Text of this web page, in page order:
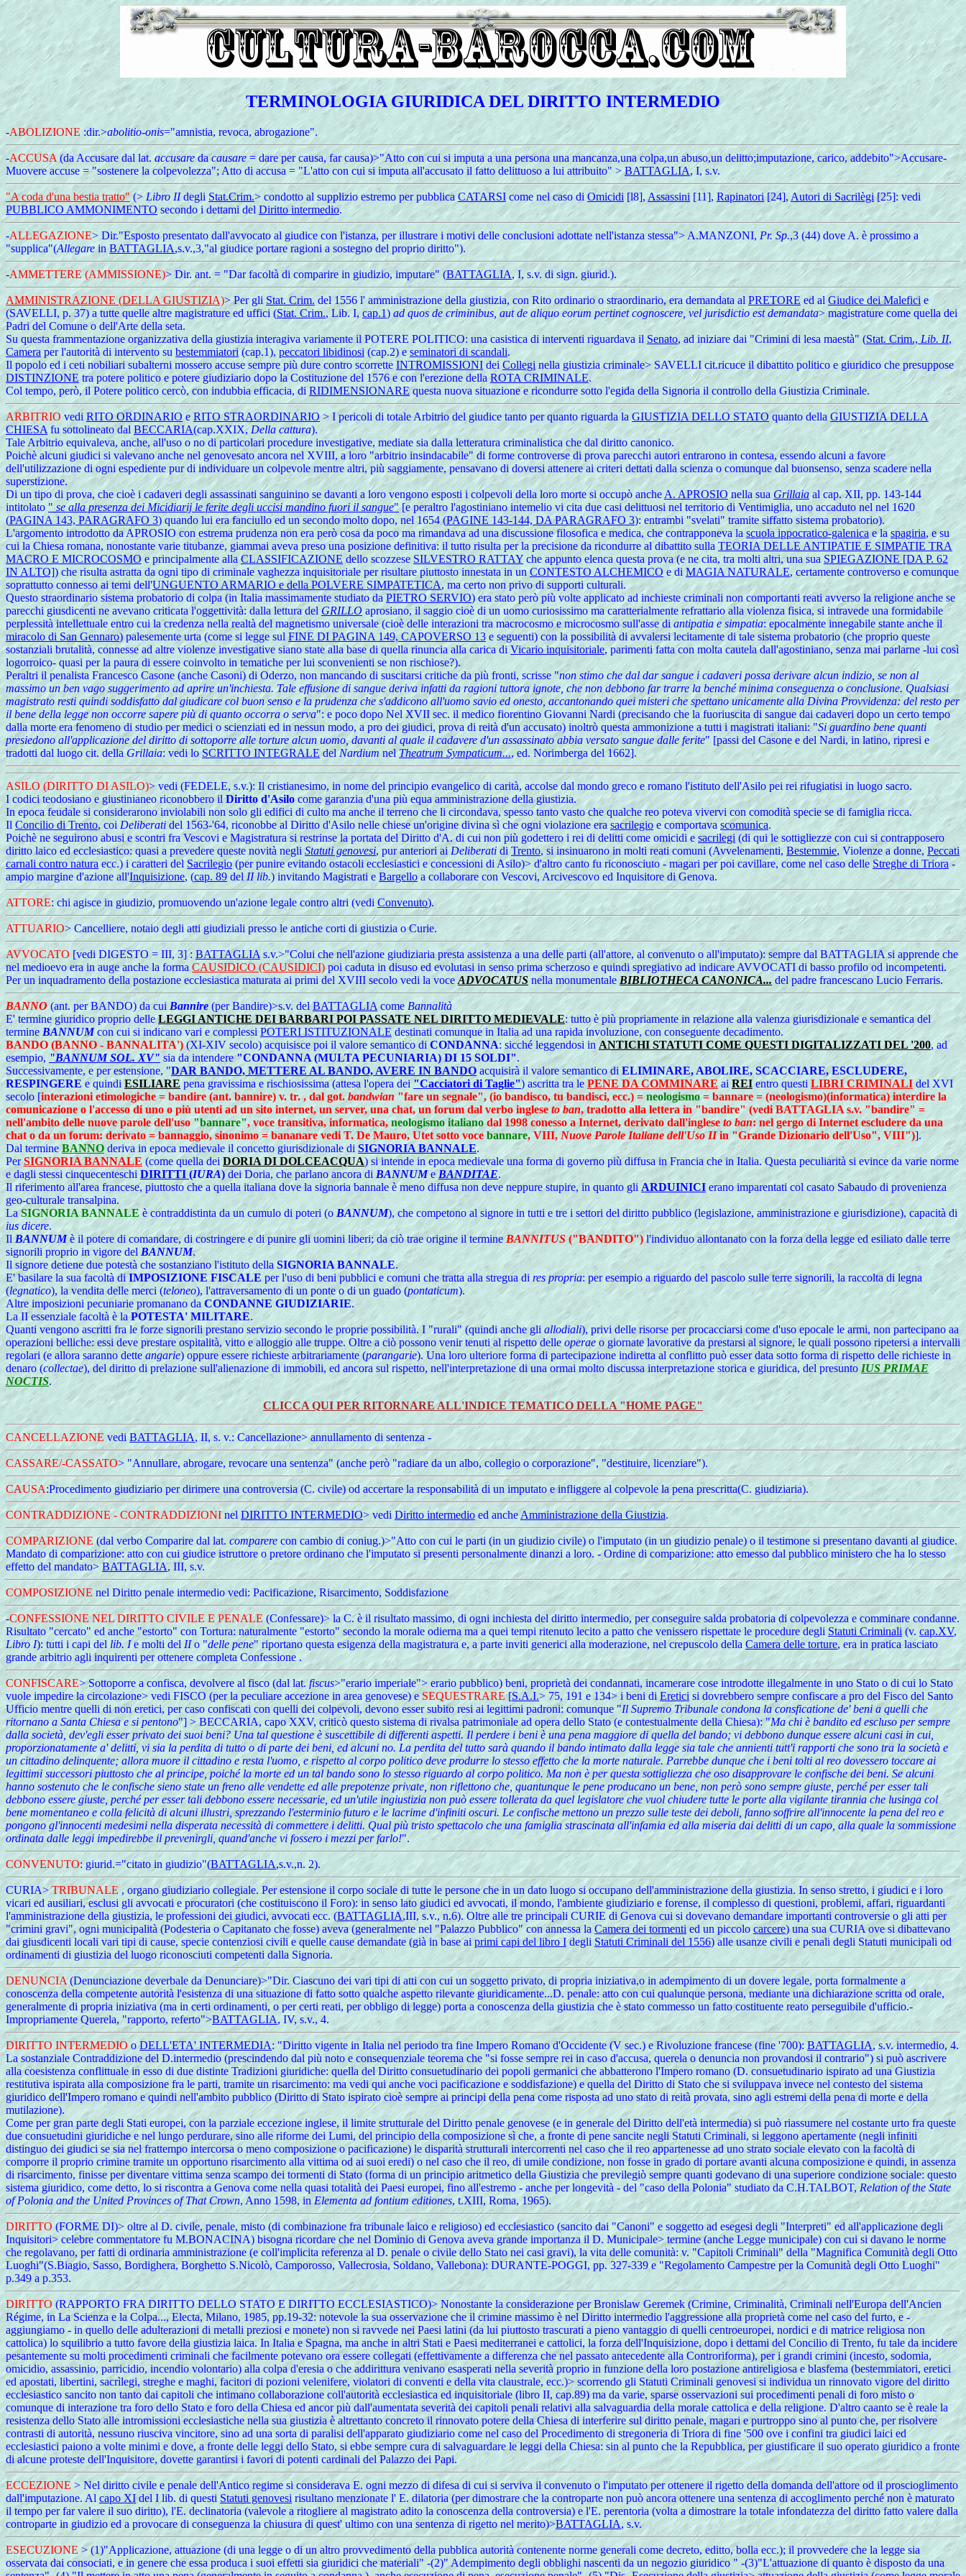
TERMINOLOGIA GIURIDICA DEL DIRITTO INTERMEDIO
-ABOLIZIONE:dir.>abolitio-onis="amnistia, revoca, abrogazione".
-ACCUSA(da Accusare dal lat.accusaredacausare= dare per causa, far causa)>"Atto con cui si imputa a una persona una mancanza,una colpa,un abuso,un delitto;imputazione, carico, addebito">Accusare-
Muovere accuse = "sostenere la colpevolezza"; Atto di accusa = "L'atto con cui si imputa all'accusato il fatto delittuoso a lui attribuito" >BATTAGLIA, I, s.v.
"A coda d'una bestia tratto"(>Libro IIdegli Stat.Crim.> condotto al supplizio estremo per pubblicaCATARSIcome nel caso di Omicidi [l8],Assassini[11], Rapinatori[24],Autori di Sacrilègi[25]: vedi
PUBBLICO AMMONIMENTOsecondo i dettami delDiritto intermedio.
-ALLEGAZIONE> Dir."Esposto presentato dall'avvocato al giudice con l'istanza, per illustrare i motivi delle conclusioni adottate nell'istanza stessa"> A.MANZONI, Pr. Sp.,3 (44) dove A. è prossimo a
"supplica"(AllegareinBATTAGLIA,s.v.,3,"al giudice portare ragioni a sostegno del proprio diritto").
-AMMETTERE (AMMISSIONE)> Dir. ant. = "Dar facoltà di comparire in giudizio, imputare" (BATTAGLIA, I, s.v. di sign. giurid.).
AMMINISTRAZIONE (DELLA GIUSTIZIA)> Per gliStat. Crim.del 1556 l' amministrazione della giustizia, con Rito ordinario o straordinario, era demandata alPRETORE ed al Giudice dei Maleficie
(SAVELLI, p. 37) a tutte quelle altre magistrature ed uffici (Stat. Crim., Lib. I,cap.1) ad quos de criminibus, aut de aliquo eorum pertinet cognoscere, vel jurisdictio est demandata> magistrature come quella dei
Padri del Comune o dell'Arte della seta.
Su questa frammentazione organizzativa della giustizia interagiva variamente il POTERE POLITICO: una casistica di interventi riguardava il Senato, ad iniziare dai "Crimini di lesa maestà" (Stat. Crim.,Lib. II,
Cameraper l'autorità di intervento su bestemmiatori(cap.1),peccatori libidinosi(cap.2) e seminatori di scandali.
Il popolo ed i ceti nobiliari subalterni mossero accuse sempre più dure contro scorretteINTROMISSIONI deiColleginella giustizia criminale> SAVELLI cit.ricuce il dibattito politico e giuridico che presuppose
DISTINZIONEtra potere politico e potere giudiziario dopo la Costituzione del 1576 e con l'erezione dellaROTA CRIMINALE.
Col tempo, però, il Potere politico cercò, con indubbia efficacia, diRIDIMENSIONAREquesta nuova situazione e ricondurre sotto l'egida della Signoria il controllo della Giustizia Criminale.
ARBITRIOvediRITO ORDINARIOeRITO STRAORDINARIO> I pericoli di totale Arbitrio del giudice tanto per quanto riguarda laGIUSTIZIA DELLO STATOquanto dellaGIUSTIZIA DELLA
CHIESA fu sottolineato dalBECCARIA(cap.XXIX,Della cattura).
Tale Arbitrio equivaleva, anche, all'uso o no di particolari procedure investigative, mediate sia dalla letteratura criminalistica che dal diritto canonico.
Poichè alcuni giudici si valevano anche nel genovesato ancora nel XVIII, a loro "arbitrio insindacabile" di forme controverse di prova parecchi autori entrarono in contesa, essendo alcuni a favore
dell'utilizzazione di ogni espediente pur di individuare un colpevole mentre altri, più saggiamente, pensavano di doversi attenere ai criteri dettati dalla scienza o comunque dal buonsenso, senza scadere nella
superstizione.
Di un tipo di prova, che cioè i cadaveri degli assassinati sanguinino se davanti a loro vengono esposti i colpevoli della loro morte si occupò anche A. APROSIOnella sua Grillaiaal cap. XII, pp. 143-144
intitolato"se alla presenza dei Micidiarij le ferite degli uccisi mandino fuori il sangue"[e peraltro l'agostiniano intemelio vi cita due casi delittuosi nel territorio di Ventimiglia, uno accaduto nel nel 1620
(PAGINA 143, PARAGRAFO 3) quando lui era fanciullo ed un secondo molto dopo, nel 1654 (PAGINE 143-144, DA PARAGRAFO 3): entrambi "svelati" tramite siffatto sistema probatorio).
L'argomento introdotto da APROSIO con estrema prudenza non era però cosa da poco ma rimandava ad una discussione filosofica e medica, che contrapponeva lascuola ippocratico-galenicae laspagiria, e su
cui la Chiesa romana, nonostante varie titubanze, giammai aveva preso una posizione definitiva: il tutto risulta per la precisione da ricondurre al dibattito sulla TEORIA DELLE ANTIPATIE E SIMPATIE TRA
MACRO E MICROCOSMOe principalmente allaCLASSIFICAZIONEdello scozzese SILVESTRO RATTAYche appunto elenca questa prova (e ne cita, tra molti altri, una suaSPIEGAZIONE [DA P. 62
IN ALTO]) che risulta astratta da ogni tipo di criminale vaghezza inquisitoriale per risultare piuttosto innestata in unCONTESTO ALCHEMICOe diMAGIA NATURALE, certamente controverso e comunque
soprattutto connesso ai temi dell'UNGUENTO ARMARIO e della POLVERE SIMPATETICA, ma certo non privo di supporti culturali.
Questo straordinario sistema probatorio di colpa (in Italia massimamente studiato daPIETRO SERVIO) era stato però più volte applicato ad inchieste criminali non comportanti reati avverso la religione anche se
parecchi giusdicenti ne avevano criticata l'oggettività: dalla lettura delGRILLOaprosiano, il saggio cioè di un uomo curiosissimo ma caratterialmente refrattario alla violenza fisica, si intravede una formidabile
perplessità intellettuale entro cui la credenza nella realtà del magnetismo universale (cioè delle interazioni tra macrocosmo e microcosmo sull'asse diantipatia e simpatia: epocalmente innegabile stante anche il
miracolo di San Gennaro) palesemente urta (come si legge sulFINE DI PAGINA 149, CAPOVERSO 13 e seguenti) con la possibilità di avvalersi lecitamente di tale sistema probatorio (che proprio queste
sostanziali brutalità, connesse ad altre violenze investigative siano state alla base di quella rinuncia alla carica diVicario inquisitoriale, parimenti fatta con molta cautela dall'agostiniano, senza mai parlarne -lui così
logorroico- quasi per la paura di essere coinvolto in tematiche per lui sconvenienti se non rischiose?).
Peraltri il penalista Francesco Casone (anche Casoni) di Oderzo, non mancando di suscitarsi critiche da più fronti, scrisse "non stimo che dal dar sangue i cadaveri possa derivare alcun indizio, se non al
massimo un ben vago suggerimento ad aprire un'inchiesta. Tale effusione di sangue deriva infatti da ragioni tuttora ignote, che non debbono far trarre la benché minima conseguenza o conclusione. Qualsiasi
magistrato resti quindi soddisfatto dal giudicare col buon senso e la prudenza che s'addicono all'uomo savio ed onesto, accantonando quei misteri che spettano unicamente alla Divina Provvidenza: del resto per
il bene della legge non occorre sapere più di quanto occorra o serva": e poco dopoNel XVII sec. il medico fiorentino Giovanni Nardi (precisando che la fuoriuscita di sangue dai cadaveri dopo un certo tempo
dalla morte era fenomeno di studio per medici o scienziati ed in nessun modo, a pro dei giudici, prova di reità d'un accusato) inoltrò questa ammonizione a tutti i magistrati italiani: "Si guardino bene quanti
presiedono all'applicazione del diritto di sottoporre alle torture alcun uomo, davanti al quale il cadavere d'un assassinato abbia versato sangue dalle ferite" [passi del Casone e del Nardi, in latino, ripresi e
tradotti dal luogo cit. dellaGrillaia: vedi loSCRITTO INTEGRALEdelNardium nelTheatrum Sympaticum..., ed. Norimberga del 1662].
ASILO(DIRITTO DI ASILO)> vedi (FEDELE, s.v.): Il cristianesimo, in nome del principio evangelico di carità, accolse dal mondo greco e romano l'istituto dell'Asilo pei rei rifugiatisi in luogo sacro.
I codici teodosiano e giustinianeo riconobbero ilDiritto d'Asilocome garanzia d'una più equa amministrazione della giustizia.
In epoca feudale si considerarono inviolabili non solo gli edifici di culto ma anche il terreno che li circondava, spesso tanto vasto che qualche reo poteva vivervi con comodità specie se di famiglia ricca.
Il Concilio di Trento, coi Deliberatidel 1563-'64, riconobbe al Diritto d'Asilo nelle chiese un'origine divina sì che ogni violazione erasacrilegio e comportavascomunica.
Poichè ne seguirono abusi e scontri fra Vescovi e Magistratura si restrinse la portata del Diritto d'A. di cui non più godettero i rei di delitti come omicidi esacrilegi (di qui le sottigliezze con cui si contrapposero
diritto laico ed ecclesiastico: quasi a prevedere queste novità negli Statuti genovesi, pur anteriori aiDeliberati di Trento, si insinuarono in molti reati comuni (Avvelenamenti, Bestemmie, Violenze a donne,Peccati
carnali contro natura ecc.) i caratteri delSacrilegio(per punire evitando ostacoli ecclesiastici e concessioni di Asilo)> d'altro canto fu riconosciuto - magari per poi cavillare, come nel caso delle Streghe di Triora-
ampio margine d'azione all'Inquisizione, (cap. 89 delII lib.) invitando Magistrati eBargelloa collaborare con Vescovi, Arcivescovo ed Inquisitore di Genova.
ATTORE: chi agisce in giudizio, promuovendo un'azione legale contro altri (vedi Convenuto).
ATTUARIO> Cancelliere, notaio degli atti giudiziali presso le antiche corti di giustizia o Curie.
AVVOCATO [vedi DIGESTO = III, 3] :BATTAGLIAs.v.>"Colui che nell'azione giudiziaria presta assistenza a una delle parti (all'attore, al convenuto o all'imputato): sempre dal BATTAGLIA si apprende che
nel medioevo era in auge anche la forma CAUSIDICO (CAUSIDICI)poi caduta in disuso ed evolutasi in senso prima scherzoso e quindi spregiativo ad indicare AVVOCATI di basso profilo od incompetenti.
Per un inquadramento della postazione ecclesiastica maturata ai primi del XVIII secolo vedi la voce ADVOCATUS nella monumentale BIBLIOTHECA CANONICA... del padre francescano Lucio Ferraris.
BANNO(ant. per BANDO) da cui Bannire (per Bandire)>s.v. delBATTAGLIAcome Bannalità
E' termine giuridico proprio delleLEGGI ANTICHE DEI BARBARI POI PASSATE NEL DIRITTO MEDIEVALE: tutto è più propriamente in relazione alla valenza giurisdizionale e semantica del
termineBANNUMcon cui si indicano vari e complessiPOTERI ISTITUZIONALEdestinati comunque in Italia ad una rapida involuzione, con conseguente decadimento.
BANDO (BANNO - BANNALITA')(XI-XIV secolo) acquisisce poi il valore semantico di CONDANNA: sicché leggendosi inANTICHI STATUTI COME QUESTI DIGITALIZZATI DEL '200, ad
esempio, "BANNUM SOL. XV"sia da intendere"CONDANNA (MULTA PECUNIARIA) DI 15 SOLDI".
Successivamente, e per estensione, "DAR BANDO, METTERE AL BANDO, AVERE IN BANDO acquisirà il valore semantico diELIMINARE, ABOLIRE, SCACCIARE, ESCLUDERE,
RESPINGEREe quindi ESILIARE pena gravissima e rischiosissima (attesa l'opera dei"Cacciatori di Taglie") ascritta tra lePENE DA COMMINARE aiREIentro questi LIBRI CRIMINALI del XVI
secolo [interazioni etimologiche = bandire (ant. bannire) v. tr. , dal got.bandwian"fare un segnale", (io bandisco, tu bandisci, ecc.) = neologismo= bannare = (neologismo)(informatica) interdire la
comunicazione o l'accesso di uno o più utenti ad un sito internet, un server, una chat, un forum dal verbo inglese to ban, tradotto alla lettera in "bandire" (vedi BATTAGLIA s.v. "bandire" =
nell'ambito delle nuove parole dell'uso "bannare", voce transitiva, informatica,neologismo italianodal 1998 conesso a Internet, derivato dall'ingleseto ban: nel gergo di Internet escludere da una
chat o da un forum: derivato = bannaggio, sinonimo = bananare vedi T. De Mauro, Utet sotto vocebannare, VIII,Nuove Parole Italiane dell'Uso IIin "Grande Dizionario dell'Uso", VIII")].
Dal termine BANNOderiva in epoca medievale il concetto giurisdizionale diSIGNORIA BANNALE.
PerSIGNORIA BANNALE (come quella deiDORIA DI DOLCEACQUA) si intende in epoca medievale una forma di governo più diffusa in Francia che in Italia. Questa peculiarità si evince da varie norme
e dagli stessi cinquecenteschi DIRITTI(IURA)dei Doria, che parlano ancora di BANNUMe BANDITAE.
Il riferimento all'area francese, piuttosto che a quella italiana dove la signoria bannale è meno diffusa non deve neppure stupire, in quanto gli ARDUINICIerano imparentati col casato Sabaudo di provenienza
geo-culturale transalpina.
LaSIGNORIA BANNALEè contraddistinta da un cumulo di poteri (o BANNUM), che competono al signore in tutti e tre i settori del diritto pubblico (legislazione, amministrazione e giurisdizione), capacità di
ius dicere.
IlBANNUMè il potere di comandare, di costringere e di punire gli uomini liberi; da ciò trae origine il termineBANNITUS("BANDITO")l'individuo allontanato con la forza della legge ed esiliato dalle terre
signorili proprio in vigore delBANNUM.
Il signore detiene due potestà che sostanziano l'istituto della SIGNORIA BANNALE.
E' basilare la sua facoltà diIMPOSIZIONE FISCALE per l'uso di beni pubblici e comuni che tratta alla stregua di res propria: per esempio a riguardo del pascolo sulle terre signorili, la raccolta di legna
(legnatico), la vendita delle merci (teloneo), l'attraversamento di un ponte o di un guado (pontaticum).
Altre imposizioni pecuniarie promanano da CONDANNE GIUDIZIARIE.
La II essenziale facoltà è laPOTESTA' MILITARE.
Quanti vengono ascritti fra le forze signorili prestano servizio secondo le proprie possibilità. I "rurali" (quindi anche gli allodiali), privi delle risorse per procacciarsi come d'uso epocale le armi, non partecipano aa
operazioni belliche: essi deve prestare ospitalità, vitto e alloggio alle truppe. Oltre a ciò possono venir tenuti al rispetto delle operaeo giornate lavorative da prestarsi al signore, le quali possono ripetersi a intervalli
regolari (e allora saranno detteangarie) oppure essere richieste arbitrariamente (parangarie). Una loro ulteriore forma di partecipazione indiretta al conflitto può esser data sotto forma di rispetto delle richieste in
denaro (collectae), del diritto di prelazione sull'alienazione di immobili, ed ancora sul rispetto, nell'interpretazione di una ormai molto discussa interpretazione storica e giuridica, del presunto IUS PRIMAE
NOCTIS.
CLICCA QUI PER RITORNARE ALL'INDICE TEMATICO DELLA "HOME PAGE"
CANCELLAZIONE vediBATTAGLIA, II, s. v.: Cancellazione> annullamento di sentenza -
CASSARE/-CASSATO> "Annullare, abrogare, revocare una sentenza" (anche però "radiare da un albo, collegio o corporazione", "destituire, licenziare").
CAUSA:Procedimento giudiziario per dirimere una controversia (C. civile) od accertare la responsabilità di un imputato e infliggere al colpevole la pena prescritta(C. giudiziaria).
CONTRADDIZIONE - CONTRADDIZIONInel DIRITTO INTERMEDIO> vedi Diritto intermedioed ancheAmministrazione della Giustizia.
COMPARIZIONE(dal verbo Comparire dal lat. comparere con cambio di coniug.)>"Atto con cui le parti (in un giudizio civile) o l'imputato (in un giudizio penale) o il testimone si presentano davanti al giudice.
Mandato di comparizione: atto con cui giudice istruttore o pretore ordinano che l'imputato si presenti personalmente dinanzi a loro. - Ordine di comparizione: atto emesso dal pubblico ministero che ha lo stesso
effetto del mandato>BATTAGLIA, III, s.v.
COMPOSIZIONEnel Diritto penale intermedio vedi: Pacificazione, Risarcimento, Soddisfazione
-CONFESSIONE NEL DIRITTO CIVILE E PENALE (Confessare)> la C. è il risultato massimo, di ogni inchiesta del diritto intermedio, per conseguire salda probatoria di colpevolezza e comminare condanne.
Risultato "cercato" ed anche "estorto" con Tortura: naturalmente "estorto" secondo la morale odierna ma a quei tempi ritenuto lecito a patto che venissero rispettate le procedure degli Statuti Criminali (v.cap.XV,
Libro I): tutti i capi del lib. Ie molti delIIo "delle pene" riportano questa esigenza della magistratura e, a parte inviti generici alla moderazione, nel crepuscolo dellaCamera delle torture, era in pratica lasciato
grande arbitrio agli inquirenti per ottenere completa Confessione .
CONFISCARE> Sottoporre a confisca, devolvere al fisco (dal lat.fiscus>"erario imperiale"> erario pubblico) beni, proprietà dei condannati, incamerare cose introdotte illegalmente in uno Stato o di cui lo Stato
vuole impedire la circolazione> vedi FISCO (per la peculiare accezione in area genovese) eSEQUESTRARE[S.A.I.> 75, 191 e 134> i beni diEreticisi dovrebbero sempre confiscare a pro del Fisco del Santo
Ufficio mentre quelli di non eretici, per caso confiscati con quelli dei colpevoli, devono esser subito resi ai legittimi padroni: comunque "Il Supremo Tribunale condona la consficatione de' beni a quelli che
ritornano a Santa Chiesa e si pentono"] > BECCARIA, capo XXV, criticò questo sistema di rivalsa patrimoniale ad opera dello Stato (e contestualmente della Chiesa): "Ma chi è bandito ed escluso per sempre
dalla società, dev'egli esser privato dei suoi beni? Una tal questione è suscettibile di differenti aspetti. Il perdere i beni è una pena maggiore di quella del bando; vi debbono dunque essere alcuni casi in cui,
proporzionatamente a' delitti, vi sia la perdita di tutto o di parte dei beni, ed alcuni no. La perdita del tutto sarà quando il bando intimato dalla legge sia tale che annienti tutt'i rapporti che sono tra la società e
un cittadino delinquente; allora muore il cittadino e resta l'uomo, e rispetto al corpo politico deve produrre lo stesso effetto che la morte naturale. Parrebbe dunque che i beni tolti al reo dovessero toccare ai
legittimi successori piuttosto che al principe, poiché la morte ed un tal bando sono lo stesso riguardo al corpo politico. Ma non è per questa sottigliezza che oso disapprovare le confische dei beni. Se alcuni
hanno sostenuto che le confische sieno state un freno alle vendette ed alle prepotenze private, non riflettono che, quantunque le pene producano un bene, non però sono sempre giuste, perché per esser tali
debbono essere giuste, perché per esser tali debbono essere necessarie, ed un'utile ingiustizia non può essere tollerata da quel legislatore che vuol chiudere tutte le porte alla vigilante tirannia che lusinga col
bene momentaneo e colla felicità di alcuni illustri, sprezzando l'esterminio futuro e le lacrime d'infiniti oscuri. Le confische mettono un prezzo sulle teste dei deboli, fanno soffrire all'innocente la pena del reo e
pongono gl'innocenti medesimi nella disperata necessità di commettere i delitti. Qual più tristo spettacolo che una famiglia strascinata all'infamia ed alla miseria dai delitti di un capo, alla quale la sommissione
ordinata dalle leggi impedirebbe il prevenirgli, quand'anche vi fossero i mezzi per farlo!".
CONVENUTO: giurid.="citato in giudizio"(BATTAGLIA,s.v.,n. 2).
CURIA>TRIBUNALE , organo giudiziario collegiale. Per estensione il corpo sociale di tutte le persone che in un dato luogo si occupano dell'amministrazione della giustizia. In senso stretto, i giudici e i loro
vicari ed ausiliari, esclusi gli avvocati e procuratori (che costituiscono il Foro): in senso lato giudici ed avvocati, il mondo, l'ambiente giudiziario e forense, il complesso di questioni, problemi, affari, riguardanti
l'amministrazione della giustizia, le professioni dei giudici, avvocati ecc. (BATTAGLIA,III, s.v., n.6). Oltre alle tre principali CURIE di Genova cui si dovevano demandare importanti controversie o gli atti per
"crimini gravi", ogni municipalità (Podesteria o Capitanato che fosse) aveva (generalmente nel "Palazzo Pubblico" con annessa laCamera dei tormentied un piccolocarcere) una sua CURIA ove si dibattevano
dai giusdicenti locali vari tipi di cause, specie contenziosi civili e quelle cause demandate (già in base aiprimi capi del libro IdegliStatuti Criminali del 1556) alle usanze civili e penali degli Statuti municipali od
ordinamenti di giustizia del luogo riconosciuti competenti dalla Signoria.
DENUNCIA (Denunciazione deverbale da Denunciare)>"Dir. Ciascuno dei vari tipi di atti con cui un soggetto privato, di propria iniziativa,o in adempimento di un dovere legale, porta formalmente a
conoscenza della competente autorità l'esistenza di una situazione di fatto sotto qualche aspetto rilevante giuridicamente...D. penale: atto con cui qualunque persona, mediante una dichiarazione scritta od orale,
generalmente di propria iniziativa (ma in certi ordinamenti, o per certi reati, per obbligo di legge) porta a conoscenza della giustizia che è stato commesso un fatto costituente reato perseguibile d'ufficio.-
Impropriamente Querela, "rapporto, referto">BATTAGLIA, IV, s.v., 4.
DIRITTOINTERMEDIO oDELL'ETA' INTERMEDIA: "Diritto vigente in Italia nel periodo tra fine Impero Romano d'Occidente (V sec.) e Rivoluzione francese (fine '700):BATTAGLIA, s.v. intermedio, 4.
La sostanziale Contraddizione del D.intermedio (prescindendo dal più noto e consequenziale teorema che "si fosse sempre rei in caso d'accusa, querela o denuncia non provandosi il contrario") si può ascrivere
alla coesistenza conflittuale in esso di due distinte Tradizioni giuridiche: quella del Diritto consuetudinario dei popoli germanici che abbatterono l'Impero romano (D. consuetudinario ispirato ad una Giustizia
restitutiva ispirata alla composizione fra le parti, tramite un risarcimento: ma vedi qui anche voci pacificazione e soddisfazione) e quella del Diritto di Stato che si sviluppava invece nel contesto del sistema
giuridico dell'Impero romano e quindi nell'ambito pubblico (Diritto di Stato ispirato cioè sempre ai principi della pena come risposta ad uno stato di reità provata, sino agli estremi della pena di morte e della
mutilazione).
Come per gran parte degli Stati europei, con la parziale eccezione inglese, il limite strutturale del Diritto penale genovese (e in generale del Diritto dell'età intermedia) si può riassumere nel costante urto fra queste
due consuetudini giuridiche e nel lungo perdurare, sino alle riforme dei Lumi, del principio della composizione sì che, a fronte di pene sancite negli Statuti Criminali, si leggono apertamente (negli infiniti
distinguo dei giudici se sia nel frattempo intercorsa o meno composizione o pacificazione) le disparità strutturali intercorrenti nel caso che il reo appartenesse ad uno strato sociale elevato con la facoltà di
comporre il proprio crimine tramite un opportuno risarcimento alla vittima od ai suoi eredi) o nel caso che il reo, di umile condizione, non fosse in grado di portare avanti alcuna composizione e quindi, in assenza
di risarcimento, finisse per diventare vittima senza scampo dei tormenti di Stato (forma di un principio aritmetico della Giustizia che previlegiò sempre quanti godevano di una superiore condizione sociale: questo
sistema giuridico, come detto, lo si riscontra a Genova come nella quasi totalità dei Paesi europei, fino all'estremo - anche per longevità - del "caso della Polonia" studiato da C.H.TALBOT, Relation of the State
of Polonia and the United Provinces of That Crown, Anno 1598, inElementa ad fontium editiones, t.XIII, Roma, 1965).
DIRITTO (FORME DI)> oltre al D. civile, penale, misto (di combinazione fra tribunale laico e religioso) ed ecclesiastico (sancito dai "Canoni" e soggetto ad esegesi degli "Interpreti" ed all'applicazione degli
Inquisitori> celebre commentatore fu M.BONACINA) bisogna ricordare che nel Dominio di Genova aveva grande importanza il D. Municipale> termine (anche Legge municipale) con cui si davano le norme
che regolavano, per fatti di ordinaria amministrazione (e coll'implicita referenza al D. penale o civile dello Stato nei casi gravi), la vita delle comunità: v. "Capitoli Criminali" della "Magnifica Comunità degli Otto
Luoghi"(S.Biagio, Sasso, Bordighera, Borghetto S.Nicolò, Camporosso, Vallecrosia, Soldano, Vallebona): DURANTE-POGGI, pp. 327-339 e "Regolamento Campestre per la Comunità degli Otto Luoghi"
p.349 a p.353.
DIRITTO (RAPPORTO FRA DIRITTO DELLO STATO E DIRITTO ECCLESIASTICO)> Nonostante la considerazione per Bronislaw Geremek (Crimine, Criminalità, Criminali nell'Europa dell'Ancien
Régime, in La Scienza e la Colpa..., Electa, Milano, 1985, pp.19-32: notevole la sua osservazione che il crimine massimo è nel Diritto intermedio l'aggressione alla proprietà come nel caso del furto, e -
aggiungiamo - in quello delle adulterazioni di metalli preziosi e monete) non si ravvede nei Paesi latini (da lui piuttosto trascurati a pieno vantaggio di quelli centroeuropei, nordici e di matrice religiosa non
cattolica) lo squilibrio a tutto favore della giustizia laica. In Italia e Spagna, ma anche in altri Stati e Paesi mediterranei e cattolici, la forza dell'Inquisizione, dopo i dettami del Concilio di Trento, fu tale da incidere
pesantemente su molti procedimenti criminali che facilmente potevano ora essere collegati (effettivamente a differenza che nel passato antecedente alla Controriforma), per i grandi crimini (incesto, sodomia,
omicidio, assassinio, parricidio, incendio volontario) alla colpa d'eresia o che addirittura venivano esasperati nella severità proprio in funzione della loro postazione antireligiosa e blasfema (bestemmiatori, eretici
ed apostati, libertini, sacrìlegi, streghe e maghi, facitori di pozioni velenifere, violatori di conventi e della vita claustrale, ecc.)> scorrendo gli Statuti Criminali genovesi si individua un rinnovato vigore del diritto
ecclesiastico sancito non tanto dai capitoli che intimano collaborazione coll'autorità ecclesiastica ed inquisitoriale (libro II, cap.89) ma da varie, sparse osservazioni sui procedimenti penali di foro misto o
comunque di interazione tra foro dello Stato e foro della Chiesa ed ancor più dall'aumentata severità dei capitoli penali relativi alla salvaguardia della morale cattolica e della religione. D'altro caanto se è reale la
resistenza dello Stato alle intromissioni ecclesiastiche nella sua giustizia è altrettanto concreto il rinnovato potere della Chiesa di interferire sul diritto penale, magari e purtroppo sino al punto che, per risolvere
contrasti di autorità, nessuno riusciva vincitore, sino ad una sorta di paralisi dell'apparato giudiziario come nel caso del Procedimento di stregoneria di Triora di fine '500 ove i confini tra giudici laici ed
ecclesiastici paiono a volte minimi e dove, a fronte delle leggi dello Stato, si ebbe sempre cura di salvaguardare le leggi della Chiesa: sin al punto che la Repubblica, per giustificare il suo operato giuridico a fronte
di alcune proteste dell'Inquisitore, dovette garantirsi i favori di potenti cardinali del Palazzo dei Papi.
ECCEZIONE > Nel diritto civile e penale dell'Antico regime si considerava E. ogni mezzo di difesa di cui si serviva il convenuto o l'imputato per ottenere il rigetto della domanda dell'attore od il proscioglimento
dall'imputazione. Al capo XIdel I lib. di questi Statuti genovesi risultano menzionate l' E. dilatoria (per dimostrare che la controparte non può ancora ottenere una sentenza di accoglimento perché non è maturato
il tempo per far valere il suo diritto), l'E. declinatoria (valevole a ritogliere al magistrato adito la conoscenza della controversia) e l'E. perentoria (volta a dimostrare la totale infondatezza del diritto fatto valere dalla
controparte in giudizio ed a provocare di conseguenza la chiusura di quest' ultimo con una sentenza di rigetto nel merito)>BATTAGLIA, s.v.
ESECUZIONE > (1)"Applicazione, attuazione (di una legge o di un altro provvedimento della pubblica autorità contenente norme generali come decreto, editto, bolla ecc.); il provvedere che la legge sia
osservata dai consociati, e in genere che essa produca i suoi effetti sia giuridici che materiali" -(2)" Adempimento degli obblighi nascenti da un negozio giuridico " -(3)"L'attuazione di quanto è disposto da una